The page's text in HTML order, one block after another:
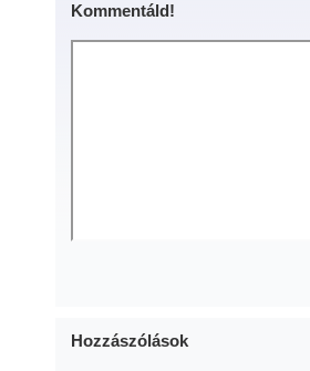
Kommentáld!
Hozzászólások